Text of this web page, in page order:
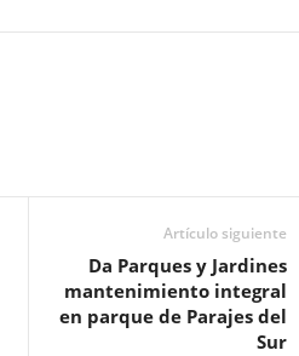
Artículo siguiente
Da Parques y Jardines
mantenimiento integral
en parque de Parajes del
Sur